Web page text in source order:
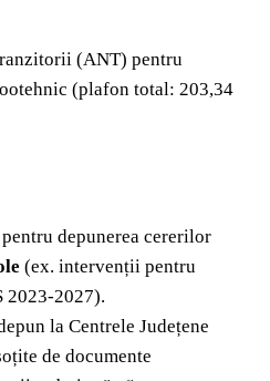
(ANT) pentru
(plafon total: 203,34
depunerea cererilor
(ex. intervenții pentru
2023-2027).
la Centrele Județene
de documente